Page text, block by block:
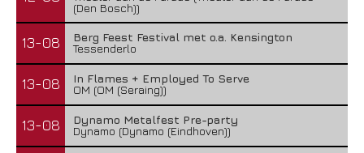
(Den Bosch))
13-08
Berg Feest Festival met o.a. Kensington
Tessenderlo
13-08
In Flames + Employed To Serve
OM (OM (Seraing))
13-08
Dynamo Metalfest Pre-party
Dynamo (Dynamo (Eindhoven))